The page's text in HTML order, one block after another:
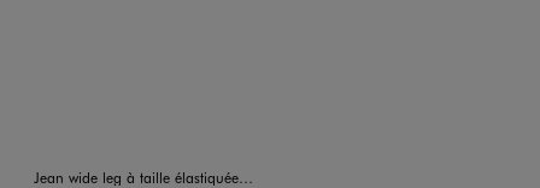
Jean wide leg à taille élastiquée et liens à nouer femme